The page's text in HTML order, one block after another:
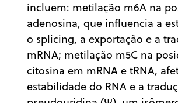
incluem: metilação m6A na
adenosina, que influencia a
o splicing, a exportação e a
mRNA; metilação m5C na
citosina em mRNA e tRNA,
estabilidade do RNA e a